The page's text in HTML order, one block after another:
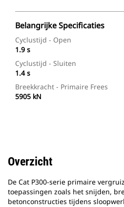
Belangrijke Specificaties
Cyclustijd - Open
1.9 s
Cyclustijd - Sluiten
1.4 s
Breekkracht - Primaire Frees
5905 kN
Overzicht
De Cat P300-serie primaire
toepassingen zoals het snijden,
betonconstructies tijdens